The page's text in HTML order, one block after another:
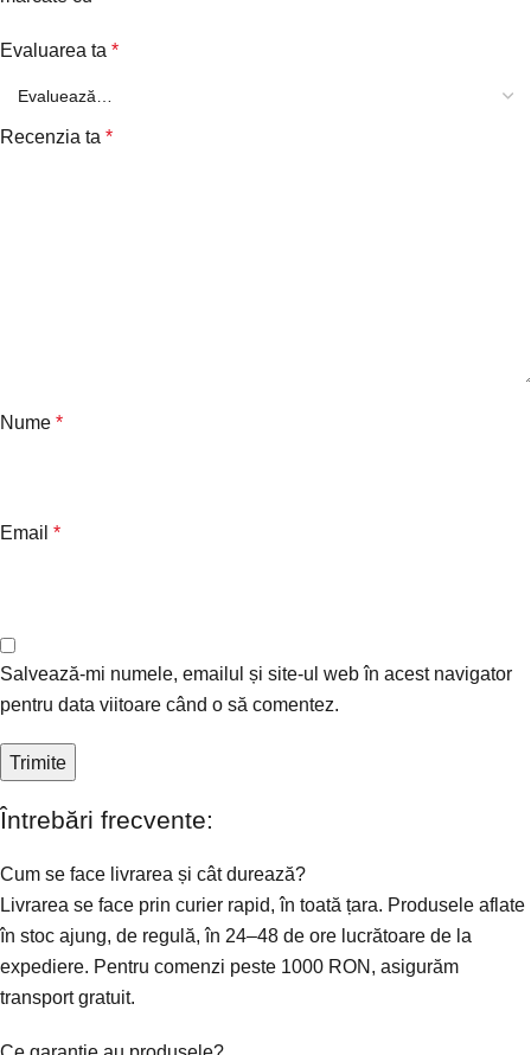
Evaluarea ta *
Recenzia ta *
Nume *
Email *
Salvează-mi numele, emailul și site-ul web în acest navigator
pentru data viitoare când o să comentez.
Întrebări frecvente:
Cum se face livrarea și cât durează?
Livrarea se face prin curier rapid, în toată țara. Produsele aflate
în stoc ajung, de regulă, în 24–48 de ore lucrătoare de la
expediere. Pentru comenzi peste 1000 RON, asigurăm
transport gratuit.